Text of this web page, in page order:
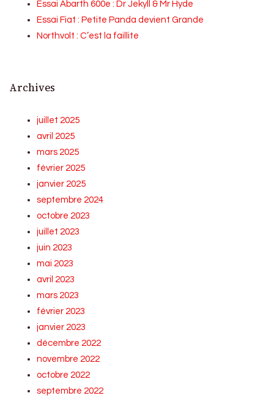
Essai Abarth 600e : Dr Jekyll & Mr Hyde
Essai Fiat : Petite Panda devient Grande
Northvolt : C’est la faillite
Archives
juillet 2025
avril 2025
mars 2025
février 2025
janvier 2025
septembre 2024
octobre 2023
juillet 2023
juin 2023
mai 2023
avril 2023
mars 2023
février 2023
janvier 2023
décembre 2022
novembre 2022
octobre 2022
septembre 2022